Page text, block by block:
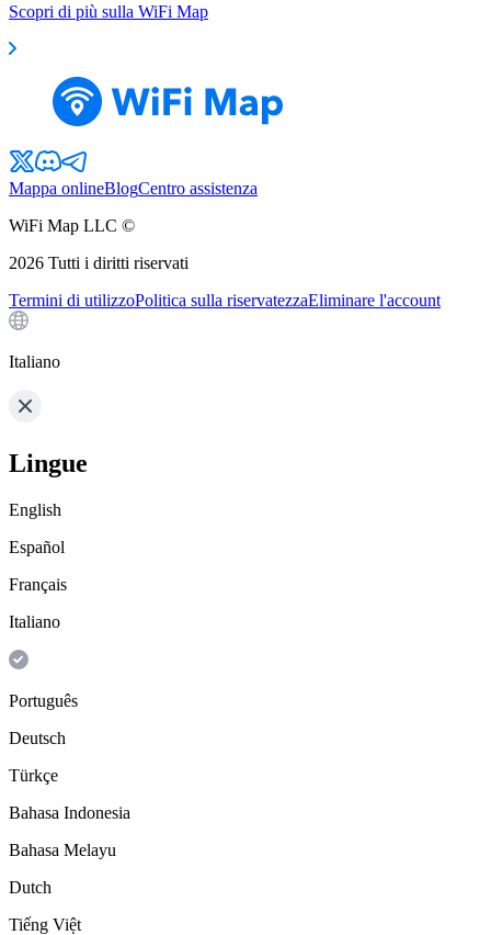
Scopri di più sulla WiFi Map
Mappa onlineBlogCentro assistenza
WiFi Map LLC ©
2026 Tutti i diritti riservati
Termini di utilizzoPolitica sulla riservatezzaEliminare l'account
Italiano
Lingue
English
Español
Français
Italiano
Português
Deutsch
Türkçe
Bahasa Indonesia
Bahasa Melayu
Dutch
Tiếng Việt